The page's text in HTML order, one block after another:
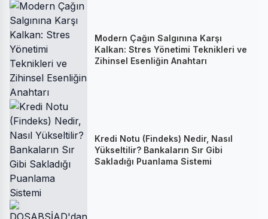
Modern Çağın Salgınına Karşı
Kalkan: Stres Yönetimi Teknikleri ve
Zihinsel Esenliğin Anahtarı
Kredi Notu (Findeks) Nedir, Nasıl
Yükseltilir? Bankaların Sır Gibi
Sakladığı Puanlama Sistemi